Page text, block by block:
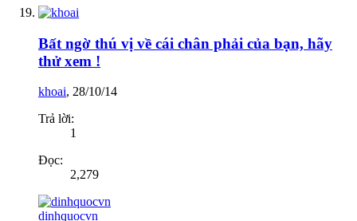
Bất ngờ thú vị về cái chân phải của bạn, hãy
thử xem !
khoai, 28/10/14
Trả lời:
1
Đọc:
2,279
dinhquocvn